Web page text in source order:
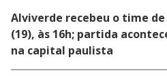
Alviverde recebeu o time
(19), às 16h; partida
na capital paulista